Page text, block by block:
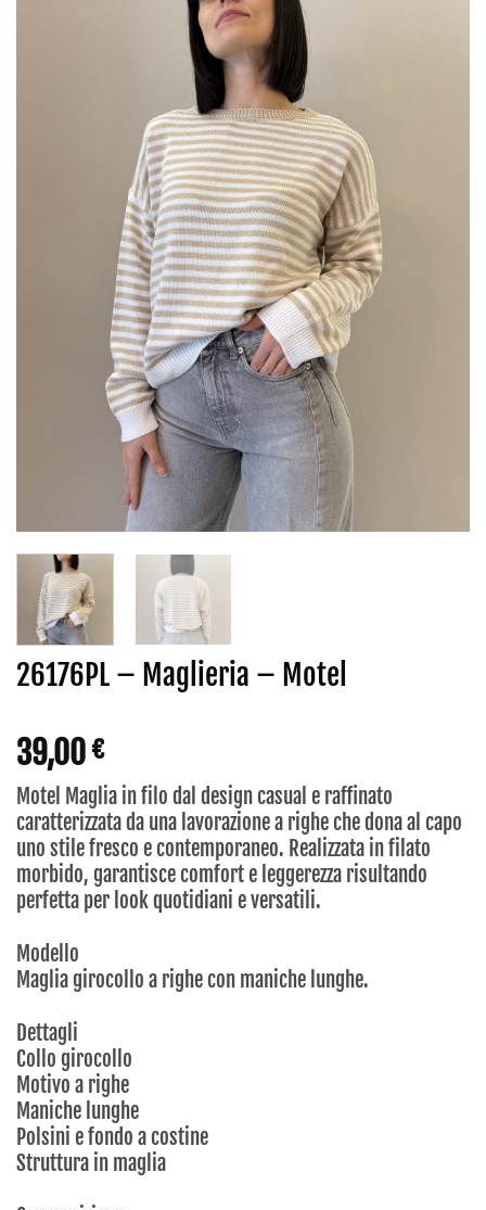
26176PL – Maglieria – Motel
39,00 €
Motel Maglia in filo dal design casual e raffinato
caratterizzata da una lavorazione a righe che dona al capo
uno stile fresco e contemporaneo. Realizzata in filato
morbido, garantisce comfort e leggerezza risultando
perfetta per look quotidiani e versatili.
Modello
Maglia girocollo a righe con maniche lunghe.
Dettagli
Collo girocollo
Motivo a righe
Maniche lunghe
Polsini e fondo a costine
Struttura in maglia